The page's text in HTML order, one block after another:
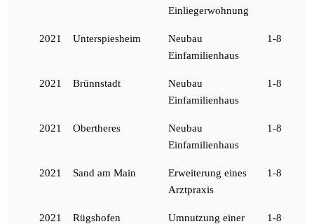
Einliegerwohnung
2021 Unterspiesheim
Neubau
Einfamilienhaus
1-8
2021 Brünnstadt
Neubau
Einfamilienhaus
1-8
2021 Obertheres
Neubau
Einfamilienhaus
1-8
2021 Sand am Main
Erweiterung eines
Arztpraxis
1-8
2021 Rügshofen
Umnutzung einer
1-8